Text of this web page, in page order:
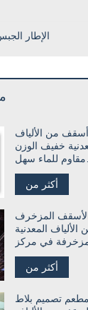
الإطار
من الألياف
خفيف الوزن
مقاوم للماء سهل
التركيب
أكثر من
المزخرف
الألياف المعدنية
في مركز
التسوق
أكثر من
مطعم تصميم بلاط